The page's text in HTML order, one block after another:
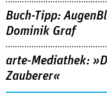
Buch-Tipp:
Dominik Graf
arte-Mediathek:
Zauberer«